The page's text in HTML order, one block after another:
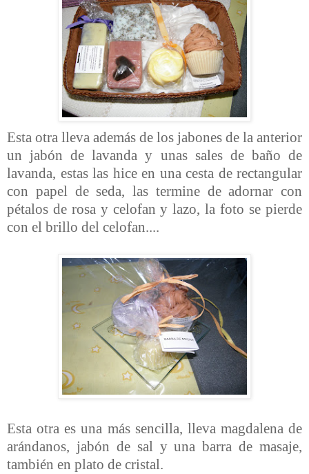
Esta otra lleva además de los jabones de la anterior
un jabón de lavanda y unas sales de baño de
lavanda, estas las hice en una cesta de rectangular
con papel de seda, las termine de adornar con
pétalos de rosa y celofan y lazo, la foto se pierde
con el brillo del celofan....
Esta otra es una más sencilla, lleva magdalena de
arándanos, jabón de sal y una barra de masaje,
también en plato de cristal.